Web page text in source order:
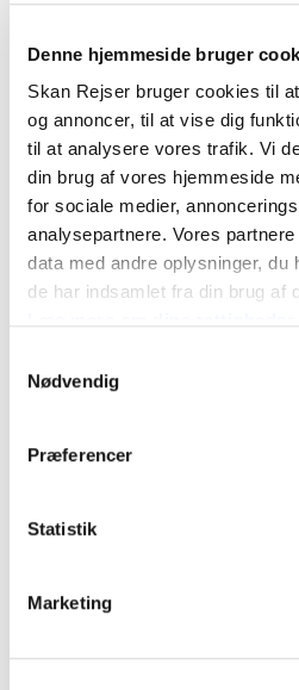
Denne hjemmeside bruger
Skan Rejser bruger cookies til
og annoncer, til at vise dig
til at analysere vores trafik. Vi
din brug af vores hjemmeside
for sociale medier,
analysepartnere. Vores
data med andre oplysninger, du
de har indsamlet fra din brug af
Nødvendig
Præferencer
Statistik
Marketing
Checkin: omkring 15:00-16:00 /
Hotellet har kun 2 checkin
om at være tålmodige ved
Checkout
Mulighed for
euro pr. kuffert med forbehold
bagagerummet.
Det er ikke tilladt at ryge på
safetyboks eller el-kedel på
Bemærk: Der skal betales
vores totalpris ved
Hotellet ligger på adressen
Se beliggenheden på bykort her
Anbefalinger fra Tripadvisor: